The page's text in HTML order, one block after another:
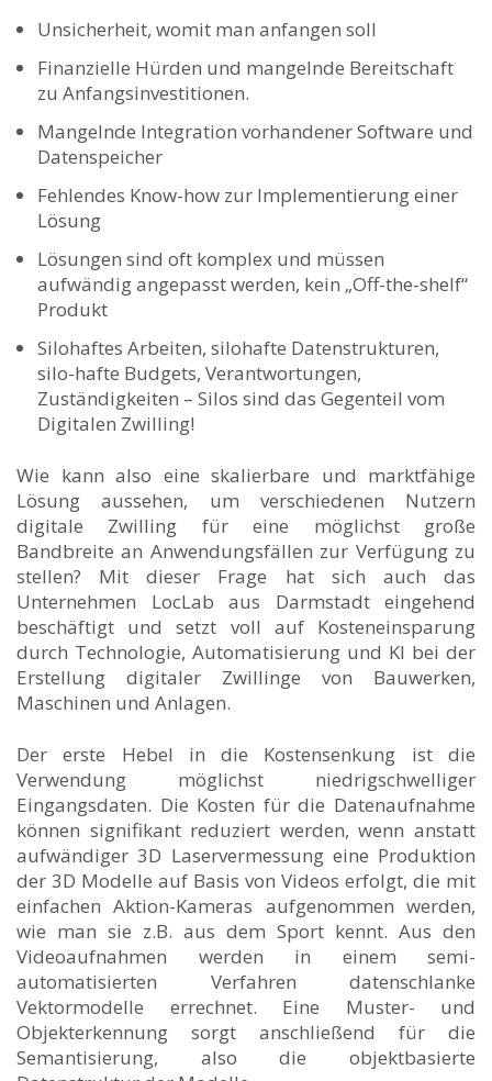
Unsicherheit, womit man anfangen soll
Finanzielle Hürden und mangelnde Bereitschaft
zu Anfangsinvestitionen.
Mangelnde Integration vorhandener Software und
Datenspeicher
Fehlendes Know-how zur Implementierung einer
Lösung
Lösungen sind oft komplex und müssen
aufwändig angepasst werden, kein „Off-the-shelf“
Produkt
Silohaftes Arbeiten, silohafte Datenstrukturen,
silo-hafte Budgets, Verantwortungen,
Zuständigkeiten – Silos sind das Gegenteil vom
Digitalen Zwilling!
Wie kann also eine skalierbare und marktfähige
Lösung aussehen, um verschiedenen Nutzern
digitale Zwilling für eine möglichst große
Bandbreite an Anwendungsfällen zur Verfügung zu
stellen? Mit dieser Frage hat sich auch das
Unternehmen LocLab aus Darmstadt eingehend
beschäftigt und setzt voll auf Kosteneinsparung
durch Technologie, Automatisierung und KI bei der
Erstellung digitaler Zwillinge von Bauwerken,
Maschinen und Anlagen.
Der erste Hebel in die Kostensenkung ist die
Verwendung möglichst niedrigschwelliger
Eingangsdaten. Die Kosten für die Datenaufnahme
können signifikant reduziert werden, wenn anstatt
aufwändiger 3D Laservermessung eine Produktion
der 3D Modelle auf Basis von Videos erfolgt, die mit
einfachen Aktion-Kameras aufgenommen werden,
wie man sie z.B. aus dem Sport kennt. Aus den
Videoaufnahmen werden in einem semi-
automatisierten Verfahren datenschlanke
Vektormodelle errechnet. Eine Muster- und
Objekterkennung sorgt anschließend für die
Semantisierung, also die objektbasierte